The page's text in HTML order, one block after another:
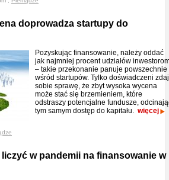
doprowadza startupy do
Pozyskując finansowanie, należy oddać
jak najmniej procent udziałów
– takie przekonanie panuje powszechnie
wśród startupów. Tylko doświadczeni
sobie sprawę, że zbyt wysoka wycena
może stać się brzemieniem, które
odstraszy potencjalne fundusze,
tym samym dostęp do kapitału. więcej
w pandemii na finansowanie w